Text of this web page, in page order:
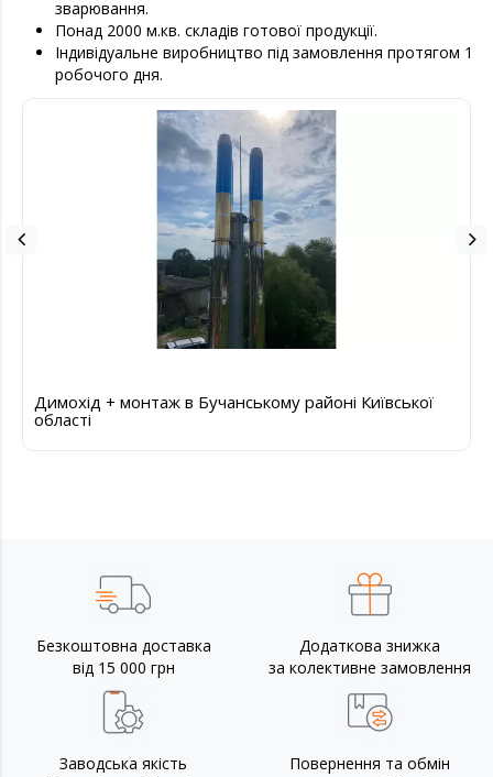
зварювання.
Понад 2000 м.кв. складів готової продукції.
Індивідуальне виробництво під замовлення протягом 1
робочого дня.
Димохід + монтаж в Бучанському районі Київської
області
Безкоштовна доставка
від 15 000 грн
Додаткова знижка
за колективне замовлення
Заводська якість
Повернення та обмін